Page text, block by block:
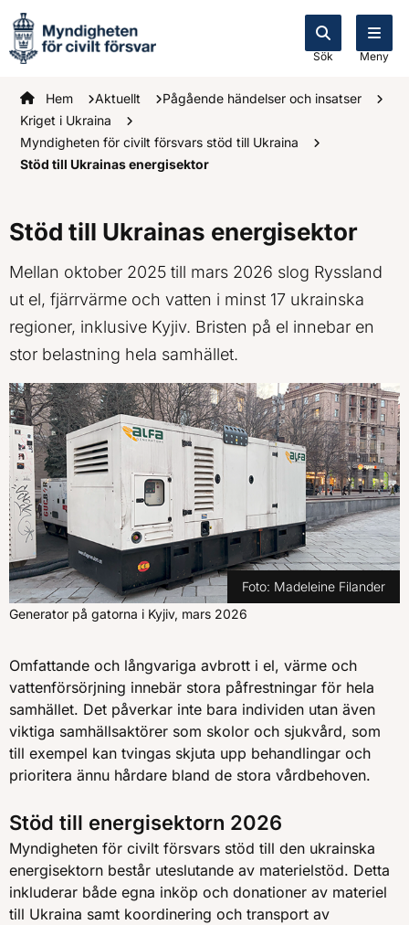
Sök Meny
Startsidan
Hem Aktuellt
Pågående händelser och insatser
Kriget i Ukraina
Myndigheten för civilt försvars stöd till Ukraina
Stöd till Ukrainas energisektor
Stöd till Ukrainas energisektor
Mellan oktober 2025 till mars 2026 slog Ryssland
ut el, fjärrvärme och vatten i minst 17 ukrainska
regioner, inklusive Kyjiv. Bristen på el innebar en
stor belastning hela samhället.
Foto: Madeleine Filander
Generator på gatorna i Kyjiv, mars 2026
Omfattande och långvariga avbrott i el, värme och
vattenförsörjning innebär stora påfrestningar för hela
samhället. Det påverkar inte bara individen utan även
viktiga samhällsaktörer som skolor och sjukvård, som
till exempel kan tvingas skjuta upp behandlingar och
prioritera ännu hårdare bland de stora vårdbehoven.
Stöd till energisektorn 2026
Myndigheten för civilt försvars stöd till den ukrainska
energisektorn består uteslutande av materielstöd. Detta
inkluderar både egna inköp och donationer av materiel
till Ukraina samt koordinering och transport av